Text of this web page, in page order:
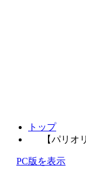
トップ
【パリオ
PC版を表示